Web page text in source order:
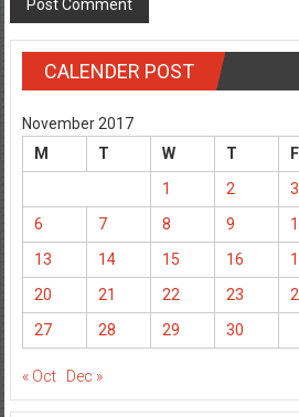
CALENDER POST
November 2017
M
T W T F
1
2 3
6
7 8 9
13
14 15 16
20
21 22 23
27
28 29 30
« Oct Dec »